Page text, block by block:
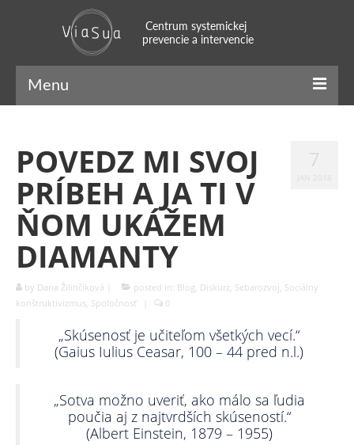
Menu
Náš príbeh
Náš tím
Systemický prístup
Naratívny prístup
SFBT
Skupinová terapia
Pocestník. Terapeutický denník.
POVEDZ MI SVOJ
PRÍBEH A JA TI V
ŇOM UKÁŽEM
DIAMANTY
by Dana Žilinčíková posted in: Blog, Diskurz, Sebarozvoj, Sociálny
konštruktivizmus, Spoločnosť 0
„Skúsenosť je učiteľom všetkých vecí.“
(Gaius Iulius Ceasar, 100 – 44 pred n.l.)
„Sotva možno uveriť, ako málo sa ľudia
poučia aj z najtvrdších skúseností.“
(Albert Einstein, 1879 – 1955)